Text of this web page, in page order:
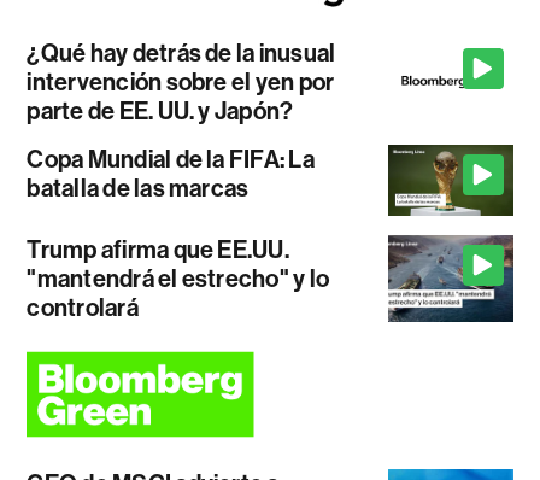
¿Qué hay detrás de la inusual
intervención sobre el yen por
parte de EE. UU. y Japón?
Copa Mundial de la FIFA: La
batalla de las marcas
Trump afirma que EE.UU.
"mantendrá el estrecho" y lo
controlará